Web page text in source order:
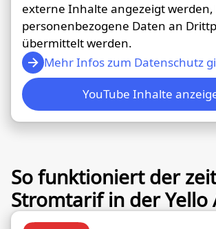
externe Inhalte angezeigt
personenbezogene Daten an
übermittelt werden.
Mehr Infos zum Datenschutz
YouTube Inhalte
So funktioniert der
Stromtarif in der Yello